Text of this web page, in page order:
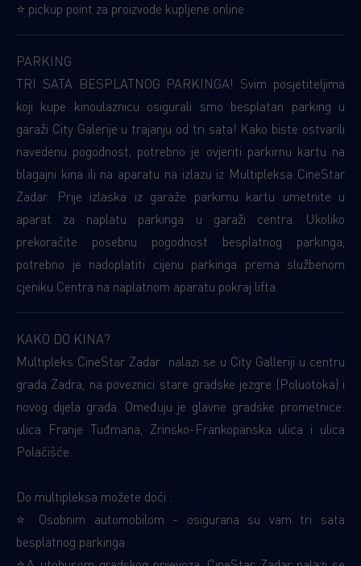
⭐ pickup point za proizvode kupljene online
PARKING
TRI SATA BESPLATNOG PARKINGA! Svim posjetiteljima
koji kupe kinoulaznicu osigurali smo besplatan parking u
garaži City Galerije u trajanju od tri sata! Kako biste ostvarili
navedenu pogodnost, potrebno je ovjeriti parkirnu kartu na
blagajni kina ili na aparatu na izlazu iz Multipleksa CineStar
Zadar. Prije izlaska iz garaže parkirnu kartu umetnite u
aparat za naplatu parkinga u garaži centra. Ukoliko
prekoračite posebnu pogodnost besplatnog parkinga,
potrebno je nadoplatiti cijenu parkinga prema službenom
cjeniku Centra na naplatnom aparatu pokraj lifta.
KAKO DO KINA?
Multipleks CineStar Zadar nalazi se u City Galleriji u centru
grada Zadra, na poveznici stare gradske jezgre (Poluotoka) i
novog dijela grada. Omeđuju je glavne gradske prometnice:
ulica Franje Tuđmana, Zrinsko-Frankopanska ulica i ulica
Polačišće.
Do multipleksa možete doći :
⭐ Osobnim automobilom - osigurana su vam tri sata
besplatnog parkinga